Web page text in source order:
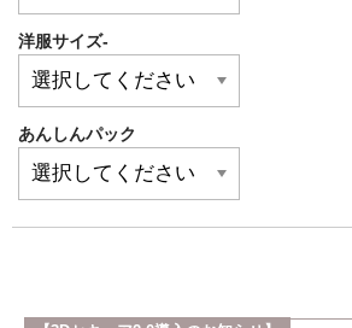
洋服サイズ-
あんしんパック